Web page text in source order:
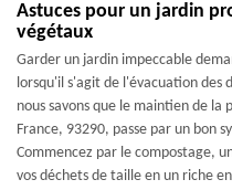
Astuces pour un jardin
végétaux
Garder un jardin impeccable
lorsqu'il s'agit de l'évacuation des
nous savons que le maintien de
France, 93290, passe par un bon
Commencez par le compostage,
vos déchets de taille en un riche